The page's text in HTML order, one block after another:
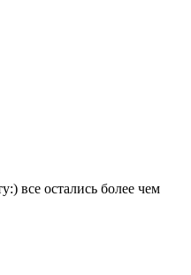
все остались более чем